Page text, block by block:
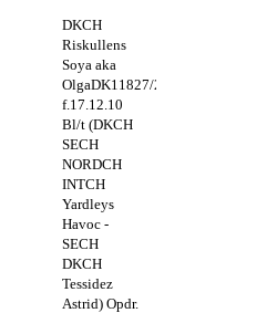
DKCH
Riskullens
Soya aka
OlgaDK11827/2011.
f.17.12.10
Bl/t (DKCH
SECH
NORDCH
INTCH
Yardleys
Havoc -
SECH
DKCH
Tessidez
Astrid) Opdr.